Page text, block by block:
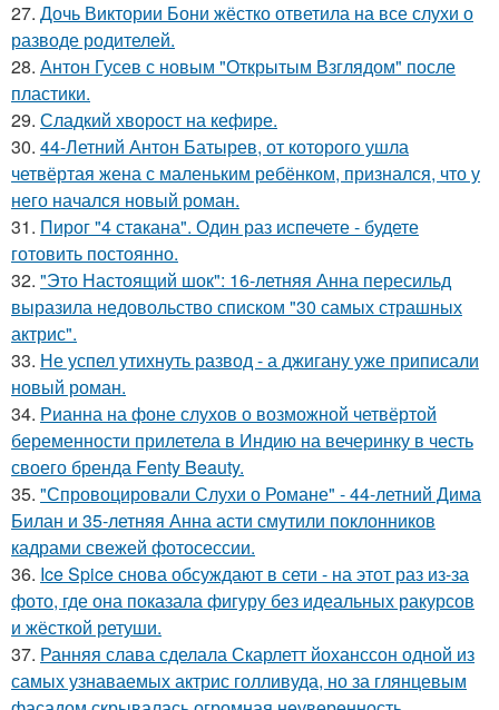
27. Дочь Виктории Бони жёстко ответила на все слухи о
разводе родителей.
28. Антон Гусев с новым "Открытым Взглядом" после
пластики.
29. Сладкий хворост на кефире.
30. 44-Летний Антон Батырев, от которого ушла
четвёртая жена с маленьким ребёнком, признался, что у
него начался новый роман.
31. Пирог "4 стaкана". Один раз испечете - будете
готовить постоянно.
32. "Это Настоящий шок": 16-летняя Анна пересильд
выразила недовольство списком "30 самых страшных
актрис".
33. Не успел утихнуть развод - а джигану уже приписали
новый роман.
34. Рианна на фоне слухов о возможной четвёртой
беременности прилетела в Индию на вечеринку в честь
своего бренда Fenty Beauty.
35. "Спровоцировали Слухи о Романе" - 44-летний Дима
Билан и 35-летняя Анна асти смутили поклонников
кадрами свежей фотосессии.
36. Ice Spice снова обсуждают в сети - на этот раз из-за
фото, где она показала фигуру без идеальных ракурсов
и жёсткой ретуши.
37. Ранняя слава сделала Скарлетт йоханссон одной из
самых узнаваемых актрис голливуда, но за глянцевым